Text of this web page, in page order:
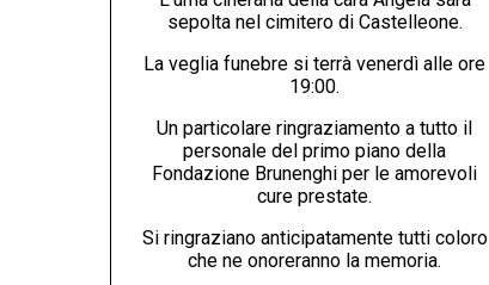
sepolta nel cimitero di Castelleone.
La veglia funebre si terrà venerdì alle ore
19:00.
Un particolare ringraziamento a tutto il
personale del primo piano della
Fondazione Brunenghi per le amorevoli
cure prestate.
Si ringraziano anticipatamente tutti coloro
che ne onoreranno la memoria.